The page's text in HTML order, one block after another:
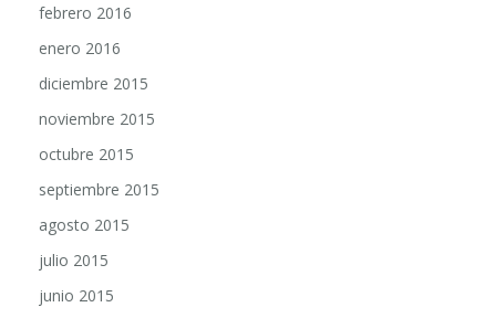
febrero 2016
enero 2016
diciembre 2015
noviembre 2015
octubre 2015
septiembre 2015
agosto 2015
julio 2015
junio 2015